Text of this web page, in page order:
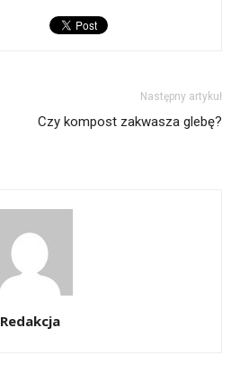
Następny artykuł
Czy kompost zakwasza glebę?
Redakcja